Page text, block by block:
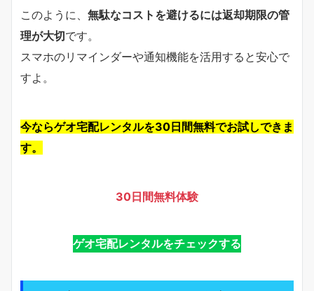
このように、 無駄なコストを避けるには返却期限の管
理が大切です。
スマホのリマインダーや通知機能を活用すると安心で
すよ。
今ならゲオ宅配レンタルを30日間無料でお試しできま
す。
30日間無料体験
ゲオ宅配レンタルをチェックする